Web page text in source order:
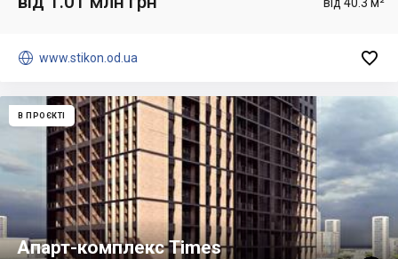
 www.stikon.od.ua 
В ПРОЄКТІ
Апарт-комплекс Times